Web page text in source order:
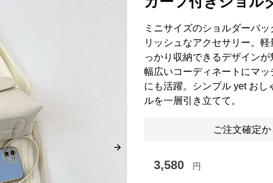
Next slide
ミニサイズのショルダーバ
リッシュなアクセサリー。
っかり収納できるデザイン
幅広いコーディネートにマ
にも活躍。シンプル yet おし
ルを一層引き立てて。
ご注文確定
3,580 円